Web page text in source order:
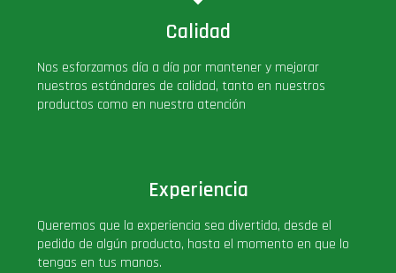
Calidad
Nos esforzamos día a día por mantener y mejorar
nuestros estándares de calidad, tanto en nuestros
productos como en nuestra atención
Experiencia
Queremos que la experiencia sea divertida, desde el
pedido de algún producto, hasta el momento en que lo
tengas en tus manos.